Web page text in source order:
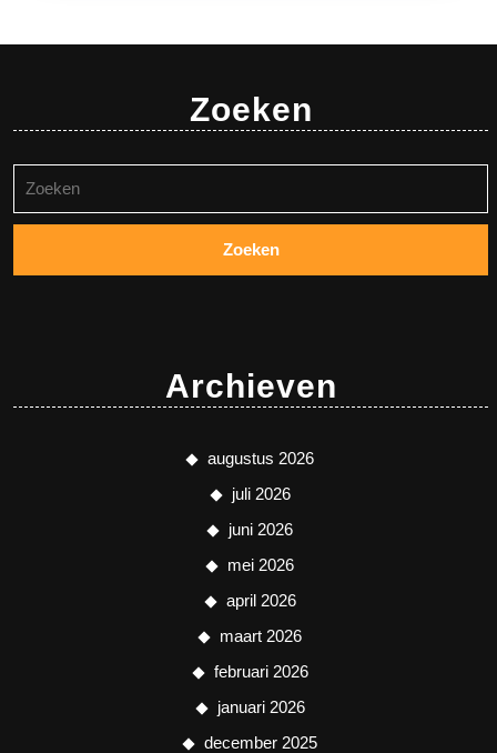
Zoeken
naar:
Archieven
augustus 2026
juli 2026
juni 2026
mei 2026
april 2026
maart 2026
februari 2026
januari 2026
december 2025